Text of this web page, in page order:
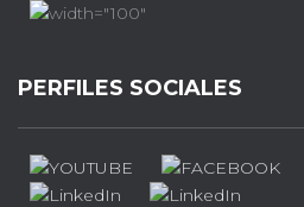
PERFILES SOCIALES